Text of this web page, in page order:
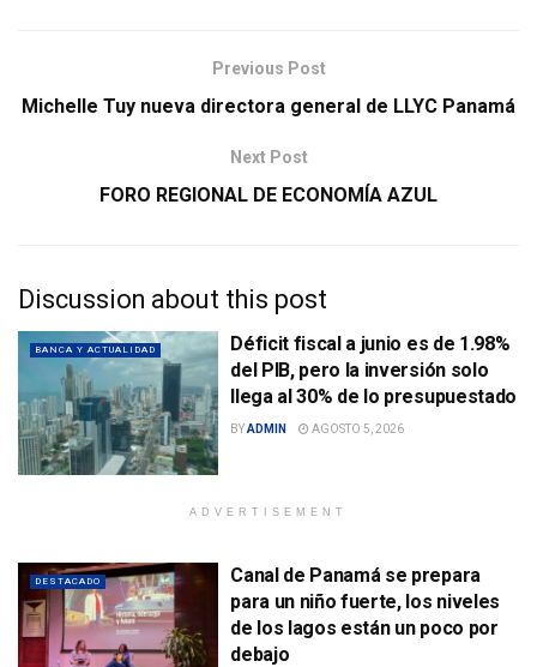
Previous Post
Michelle Tuy nueva directora general de LLYC Panamá
Next Post
FORO REGIONAL DE ECONOMÍA AZUL
Discussion about this post
BANCA Y ACTUALIDAD
Déficit fiscal a junio es de 1.98%
del PIB, pero la inversión solo
llega al 30% de lo presupuestado
BYADMIN AGOSTO 5, 2026
ADVERTISEMENT
DESTACADO
Canal de Panamá se prepara
para un niño fuerte, los niveles
de los lagos están un poco por
debajo